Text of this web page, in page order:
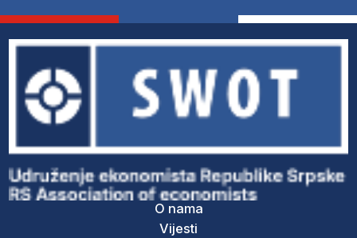
O nama
Vijesti